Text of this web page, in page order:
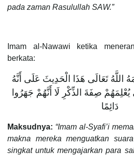
pada zaman Rasulullah SAW.”
Imam al-Nawawi ketika
berkata:
تَعَالَى هَذَا الْحَدِيثَ عَلَى أَنَّهُ
صِفَةَ الذِّكْرِ لَا أَنَّهُمْ جَهَرُوا
دَائِمًا
Maksudnya: “Imam al-Syafi’i
makna mereka menguatkan
singkat untuk mengajarkan para